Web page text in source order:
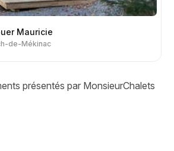
Mauricie
de-Mékinac
présentés par MonsieurChalets